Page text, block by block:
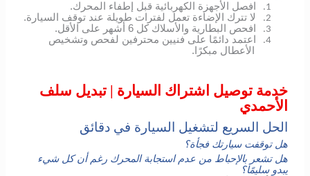
1. افصل الأجهزة الكهربائية قبل إطفاء المحرك.
2. لا تترك الإضاءة تعمل لفترات طويلة عند توقف السيارة.
3. افحص البطارية والأسلاك كل 6 أشهر على الأقل.
4.
اعتمد دائمًا على فنيين محترفين لفحص وتشخيص
الأعطال مبكرًا.
خدمة توصيل اشتراك السيارة | تبديل سلف
الأحمدي
الحل السريع لتشغيل السيارة في دقائق
هل توقفت سيارتك فجأة؟
هل تشعر بالإحباط من عدم استجابة المحرك رغم أن كل شيء
يبدو سليمًا؟